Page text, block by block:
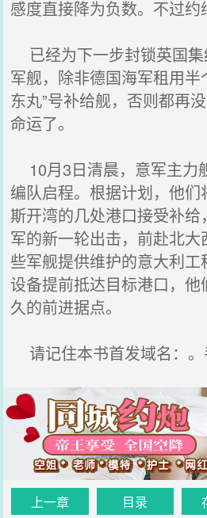
感度直接降为负数。不过
已经为下一步封锁英国
军舰，除非德国海军租用半
东丸”号补给舰，否则都再
命运了。
10月3日清晨，意军主力
编队启程。根据计划，他
斯开湾的几处港口接受补
军的新一轮出击，前赴北
些军舰提供维护的意大利
设备提前抵达目标港口，
久的前进据点。
请记住本书首发域名：。
上一章 目录